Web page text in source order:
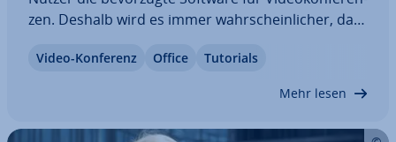
zen. Deshalb wird es immer wahr­schein­li­cher, dass
Anwendung erhält. Doch wie kann man an einem
Video-Konferenz Office Tutorials
Mehr lesen